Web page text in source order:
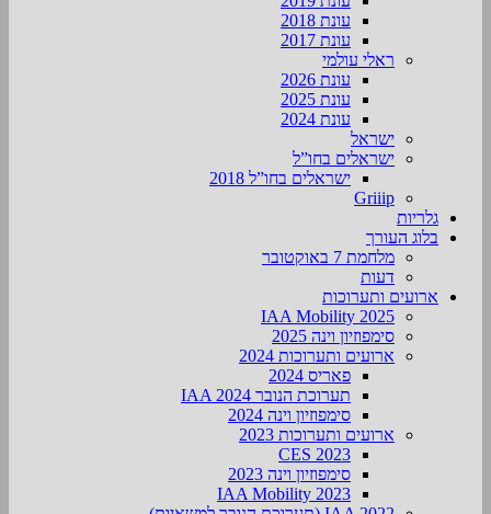
עונת 2018
עונת 2017
ראלי עולמי
עונת 2026
עונת 2025
עונת 2024
ישראל
ישראלים בחו”ל
ישראלים בחו”ל 2018
Griiip
גלריות
בלוג העורך
מלחמת 7 באוקטובר
דעות
ארועים ותערוכות
2025 IAA Mobility
סימפוזיון וינה 2025
ארועים ותערוכות 2024
פאריס 2024
תערוכת הנובר IAA 2024
סימפוזיון וינה 2024
ארועים ותערוכות 2023
CES 2023
סימפוזיון וינה 2023
IAA Mobility 2023